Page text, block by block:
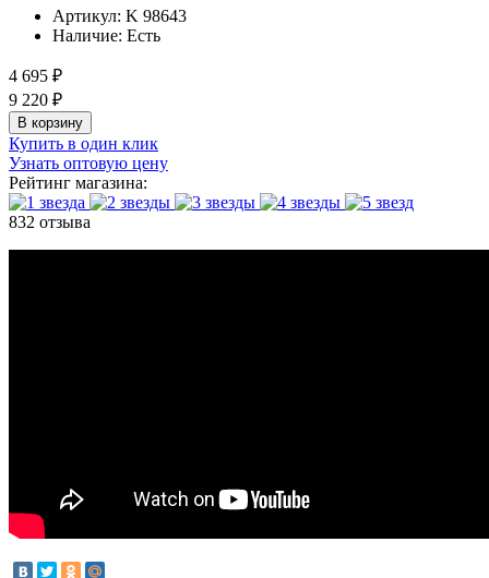
Артикул: K 98643
Наличие: Есть
4 695 ₽
9 220 ₽
В корзину
Купить в один клик
Узнать оптовую цену
Рейтинг магазина:
832 отзыва